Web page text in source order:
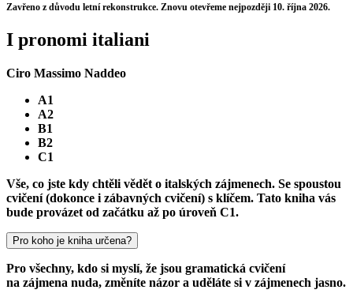
Zavřeno z důvodu letní rekonstrukce. Znovu otevřeme nejpozději 10. října 2026.
I pronomi italiani
Ciro Massimo Naddeo
A1
A2
B1
B2
C1
Vše, co jste kdy chtěli vědět o italských zájmenech. Se spoustou
cvičení (dokonce i zábavných cvičení) s klíčem. Tato kniha vás
bude provázet od začátku až po úroveň C1.
Pro koho je kniha určena?
Pro všechny, kdo si myslí, že jsou gramatická cvičení
na zájmena nuda, změníte názor a uděláte si v zájmenech jasno.